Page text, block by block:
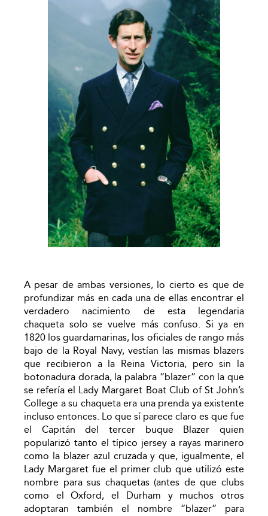
A pesar de ambas versiones, lo cierto es que de
profundizar más en cada una de ellas encontrar el
verdadero nacimiento de esta legendaria
chaqueta solo se vuelve más confuso. Si ya en
1820 los guardamarinas, los oficiales de rango más
bajo de la Royal Navy, vestían las mismas blazers
que recibieron a la Reina Victoria, pero sin la
botonadura dorada, la palabra “blazer” con la que
se refería el Lady Margaret Boat Club of St John’s
College a su chaqueta era una prenda ya existente
incluso entonces. Lo que sí parece claro es que fue
el Capitán del tercer buque Blazer quien
popularizó tanto el típico jersey a rayas marinero
como la blazer azul cruzada y que, igualmente, el
Lady Margaret fue el primer club que utilizó este
nombre para sus chaquetas (antes de que clubs
como el Oxford, el Durham y muchos otros
adoptaran también el nombre “blazer” para